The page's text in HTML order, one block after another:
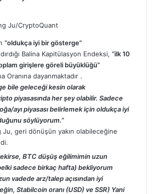
Ju/CryptoQuant
“oldukça iyi bir gösterge”
Balina Kapitülasyon Endeksi, “ilk 10
girişlere göreli büyüklüğü”
Oranına dayanmaktadır .
bile geleceği kesin olarak
piyasasında her şey olabilir. Sadece
ayı piyasası belirlemek için oldukça iyi
söylüyorum.”
Ju, geri dönüşün yakın olabileceğine
.
BTC düşüş eğilimimin uzun
sadece birkaç hafta) bekliyorum
vadede arz/talep açısından iyi
Stabilcoin oranı (USD) ve SSR) Yani